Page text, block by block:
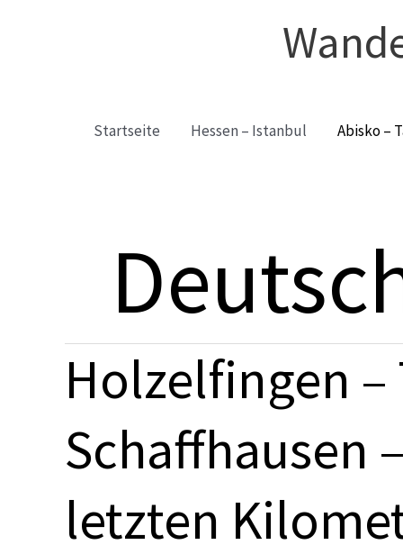
Startseite Hessen – Istanbul Abisko –
Holzelfingen
Schaffhausen
letzten
Holzelfingen
–
Schaffhausen
Hohentengen:
Die